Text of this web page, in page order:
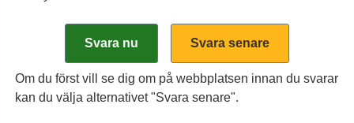
Om du först vill se dig om på webbplatsen innan du svarar
kan du välja alternativet "Svara senare".